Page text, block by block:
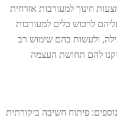
חינוך למעורבות אזרחית
לרכוש כלים למעורבות
ולעשות בהם שימוש רב
להם תחושת העצמה
פיתוח חשיבה ביקורתית